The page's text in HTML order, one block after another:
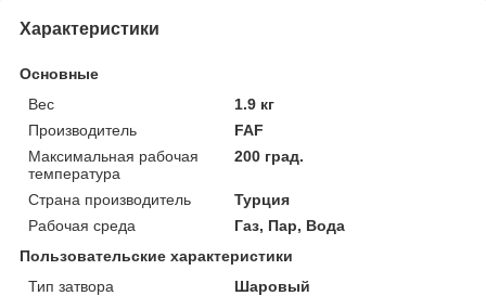
Характеристики
Основные
Вес
1.9 кг
Производитель
FAF
Максимальная рабочая
температура
200 град.
Страна производитель
Турция
Рабочая среда
Газ, Пар, Вода
Пользовательские характеристики
Тип затвора
Шаровый